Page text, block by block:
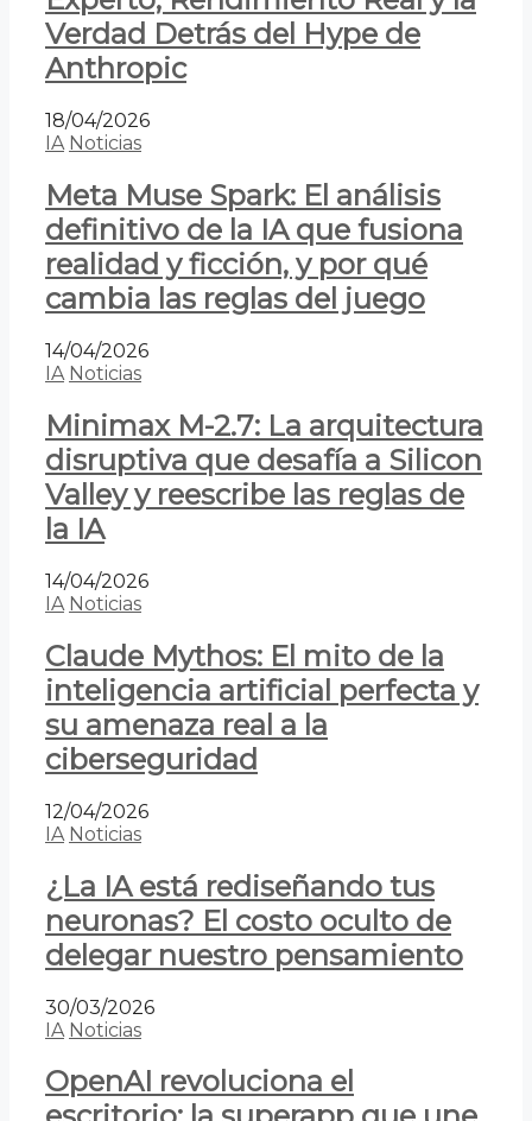
Verdad Detrás del Hype de
Anthropic
18/04/2026
IA Noticias
Meta Muse Spark: El análisis
definitivo de la IA que fusiona
realidad y ficción, y por qué
cambia las reglas del juego
14/04/2026
IA Noticias
Minimax M-2.7: La arquitectura
disruptiva que desafía a Silicon
Valley y reescribe las reglas de
la IA
14/04/2026
IA Noticias
Claude Mythos: El mito de la
inteligencia artificial perfecta y
su amenaza real a la
ciberseguridad
12/04/2026
IA Noticias
¿La IA está rediseñando tus
neuronas? El costo oculto de
delegar nuestro pensamiento
30/03/2026
IA Noticias
OpenAI revoluciona el